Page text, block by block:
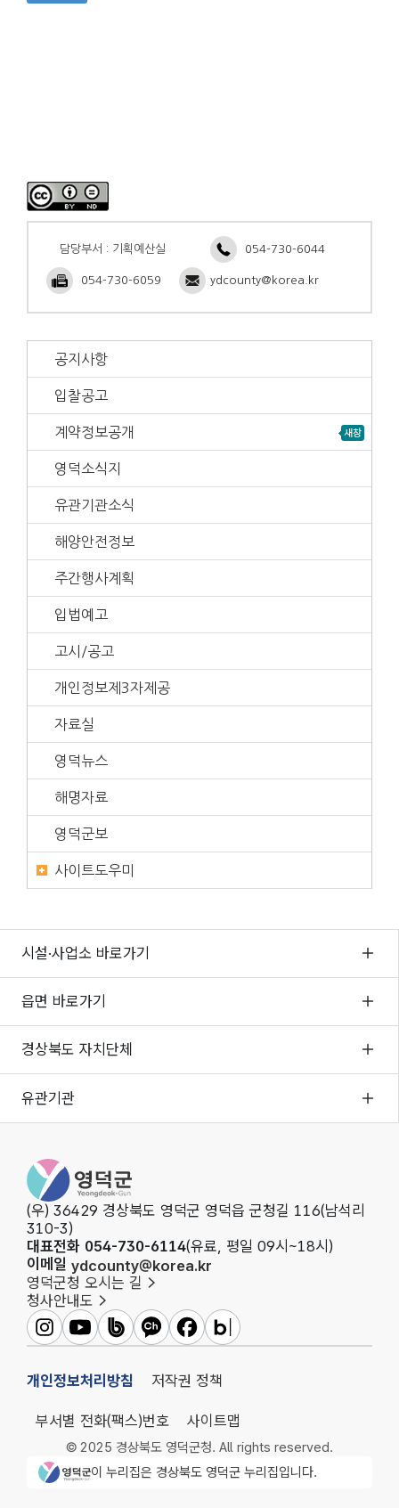
담당부서 : 기획예산실 054-730-6044
054-730-6059 ydcounty@korea.kr
공지사항
입찰공고
계약정보공개
영덕소식지
유관기관소식
해양안전정보
주간행사계획
입법예고
고시/공고
개인정보제3자제공
자료실
영덕뉴스
해명자료
영덕군보
사이트도우미
시설·사업소 바로가기
읍면 바로가기
경상북도 자치단체
유관기관
영덕군청
(우) 36429 경상북도 영덕군 영덕읍 군청길 116(남석리
310-3)
대표전화 054-730-6114(유료, 평일 09시~18시)
이메일 ydcounty@korea.kr
영덕군청 오시는 길
청사안내도
영덕군인스타그램
영덕군유튜브영덕군밴드영덕군카카오채널
영덕군페이스북
영덕군블로그
개인정보처리방침 저작권 정책
부서별 전화(팩스)번호 사이트맵
© 2025 경상북도 영덕군청. All rights reserved.
영덕군청 로고이 누리집은 경상북도 영덕군 누리집입니다.